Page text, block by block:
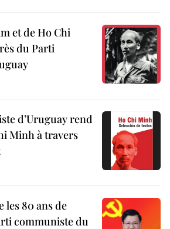
et de Ho Chi
du Parti
d’Uruguay rend
Minh à travers
les 80 ans de
communiste du